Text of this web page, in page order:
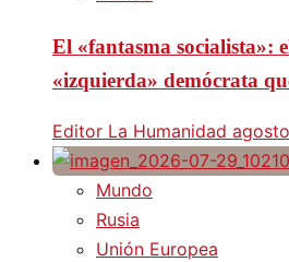
El «fantasma socialista»:
«izquierda» demócrata
Editor La Humanidad
Mundo
Rusia
Unión Europea